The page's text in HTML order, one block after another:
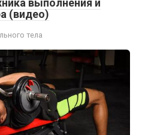
выполнения и
(видео)
тела